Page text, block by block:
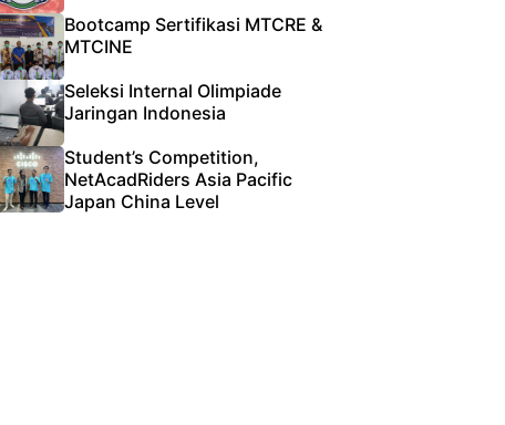
Bootcamp Sertifikasi MTCRE &
MTCINE
Seleksi Internal Olimpiade
Jaringan Indonesia
Student’s Competition,
NetAcadRiders Asia Pacific
Japan China Level